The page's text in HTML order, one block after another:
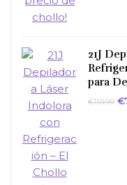
21J
para
€159.99 El
€